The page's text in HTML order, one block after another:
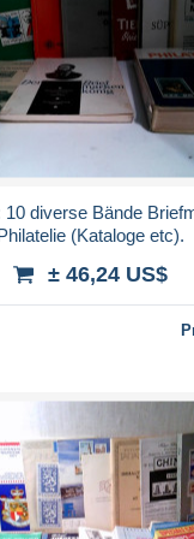
10 diverse Bände
(Kataloge etc).
± 46,24 US$